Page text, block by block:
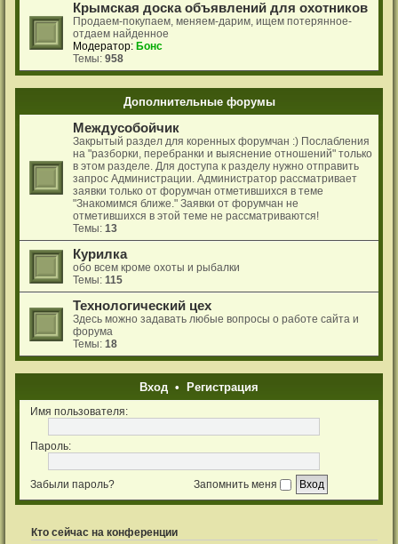
Крымская доска объявлений для охотников
Продаем-покупаем, меняем-дарим, ищем потерянное-
отдаем найденное
Модератор: Бонс
Темы:958
Дополнительные форумы
Междусобойчик
Закрытый раздел для коренных форумчан :) Послабления
на "разборки, перебранки и выяснение отношений" только
в этом разделе. Для доступа к разделу нужно отправить
запрос Администрации. Администратор рассматривает
заявки только от форумчан отметившихся в теме
"Знакомимся ближе." Заявки от форумчан не
отметившихся в этой теме не рассматриваются!
Темы:13
Курилка
обо всем кроме охоты и рыбалки
Темы:115
Технологический цех
Здесь можно задавать любые вопросы о работе сайта и
форума
Темы:18
Вход • Регистрация
Имя пользователя:
Пароль:
Забыли пароль? Запомнить меня
Кто сейчас на конференции